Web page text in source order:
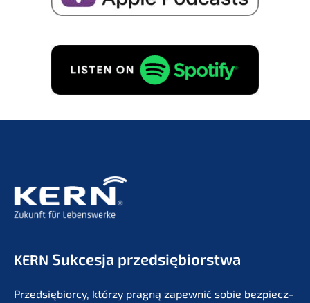
KERN Sukces­ja przedsiębiorstwa
Przedsię­bi­or­cy, którzy pragną zapew­nić sobie bezpiecz­